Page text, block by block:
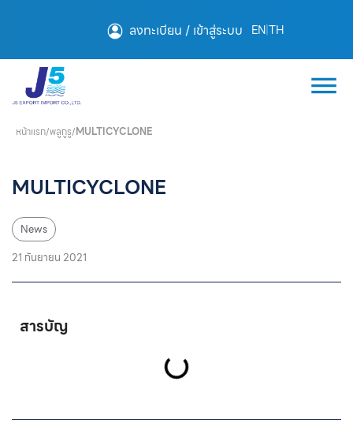
ลงทะเบียน / เข้าสู่ระบบ EN|TH
หน้าแรก/พลูกูรู/MULTICYCLONE
MULTICYCLONE
News
21 กันยายน 2021
สารบัญ